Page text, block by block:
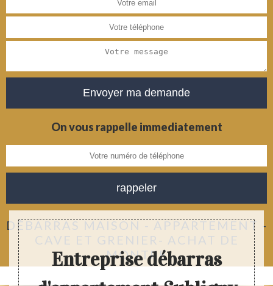
On vous rappelle immediatement
DÉBARRAS MAISON - APPARTEMENT -
CAVE ET GRENIER- ACHAT DE
MONTRE
Entreprise débarras